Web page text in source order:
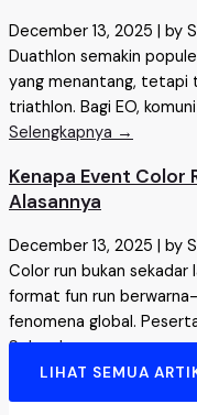
December 13, 2025 | by
Duathlon semakin
yang menantang, tetapi
triathlon. Bagi EO,
Selengkapnya →
Kenapa Event Color
Alasannya
December 13, 2025
by
Color run bukan sekadar
format fun run
fenomena global.
Selengkapnya →
LIHAT SEMUA